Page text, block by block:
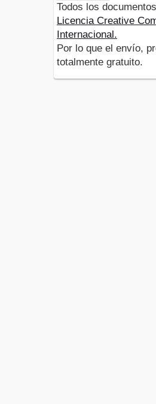
Todos los
Licencia Creative
Internacional.
Por lo que el envío,
totalmente gratuito.